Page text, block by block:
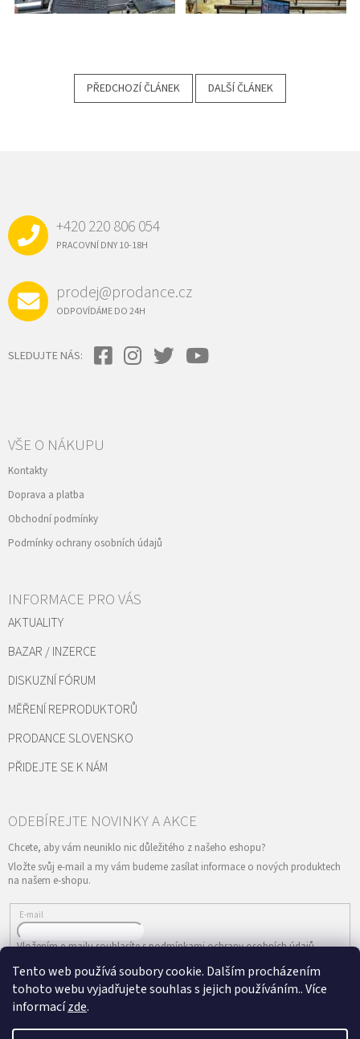
Tento web používá soubory cookie. Dalším procházením
tohoto webu vyjadřujete souhlas s jejich používáním.. Více
informacízde.
PŘEDCHOZÍ ČLÁNEK DALŠÍ ČLÁNEK
+420 220 806 054
PRACOVNÍ DNY 10-18H
prodej@prodance.cz
ODPOVÍDÁME DO 24H
SLEDUJTE NÁS:
VŠE O NÁKUPU
Kontakty
Doprava a platba
Obchodní podmínky
Podmínky ochrany osobních údajů
INFORMACE PRO VÁS
AKTUALITY
BAZAR / INZERCE
DISKUZNÍ FÓRUM
MĚŘENÍ REPRODUKTORŮ
PRODANCE SLOVENSKO
PŘIDEJTE SE K NÁM
Vložte svůj e-mail a my vám budeme zasílat informace o nových produktech
na našem e-shopu.
E-mail
Vložením e-mailu souhlasíte spodmínkami ochrany osobních údajů
PŘIHLÁSIT SE